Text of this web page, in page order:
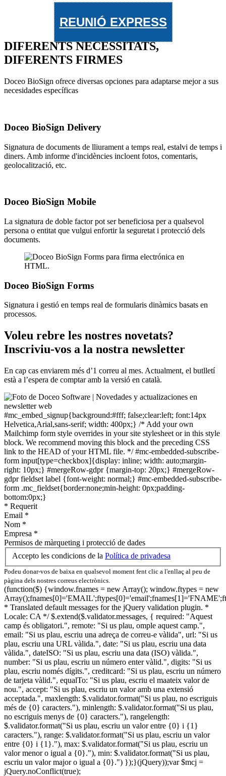
REUNIÓ EXPRESS
DIFERENTS NECESSITATS,
DIFERENTS FIRMES
Doceo BioSign ofrece diversas opciones para adaptarse mejor a sus
necesidades específicas
Doceo BioSign Delivery
Signatura de documents de lliurament a temps real, estalvi de temps i
diners. Amb informe d'incidències incloent fotos, comentaris,
geolocalització, etc.
Doceo BioSign Mobile
La signatura de doble factor pot ser beneficiosa per a qualsevol
persona o entitat que vulgui enfortir la seguretat i protecció dels
documents.
Doceo BioSign Forms
Signatura i gestió en temps real de formularis dinàmics basats en
processos.
Voleu rebre les nostres novetats?
Inscriviu-vos a la nostra newsletter
En cap cas enviarem més d’1 correu al mes. Actualment, el butlletí
està a l’espera de comptar amb la versió en català.
#mc_embed_signup{background:#fff; false;clear:left; font:14px
Helvetica,Arial,sans-serif; width: 400px;} /* Add your own
Mailchimp form style overrides in your site stylesheet or in this style
block. We recommend moving this block and the preceding CSS
link to the HEAD of your HTML file. */ #mc-embedded-subscribe-
form input[type=checkbox]{display: inline; width: auto;margin-
right: 10px;} #mergeRow-gdpr {margin-top: 20px;} #mergeRow-
gdpr fieldset label {font-weight: normal;} #mc-embedded-subscribe-
form .mc_fieldset{border:none;min-height: 0px;padding-
bottom:0px;}
* Requerit
Email *
Nom *
Empresa *
Permisos de màrqueting i protecció de dades
Accepto les condicions de la Política de privadesa
Podeu donar-vos de baixa en qualsevol moment fent clic a l'enllaç al peu de
pàgina dels nostres correus electrònics.
(function($) {window.fnames = new Array(); window.ftypes = new
* Translated default messages for the jQuery validation plugin. *
Locale: CA */ $.extend($.validator.messages, { required: "Aquest
camp és obligatori.", remote: "Si us plau, omple aquest camp.",
email: "Si us plau, escriu una adreça de correu-e vàlida", url: "Si us
plau, escriu una URL vàlida.", date: "Si us plau, escriu una data
vàlida.", dateISO: "Si us plau, escriu una data (ISO) vàlida.",
number: "Si us plau, escriu un número enter vàlid.", digits: "Si us
plau, escriu només dígits.", creditcard: "Si us plau, escriu un número
de tarjeta vàlid.", equalTo: "Si us plau, escriu el maateix valor de
nou.", accept: "Si us plau, escriu un valor amb una extensió
acceptada.", maxlength: $.validator.format("Si us plau, no escriguis
més de {0} caracters."), minlength: $.validator.format("Si us plau,
no escriguis menys de {0} caracters."), rangelength:
$.validator.format("Si us plau, escriu un valor entre {0} i {1}
caracters."), range: $.validator.format("Si us plau, escriu un valor
entre {0} i {1}."), max: $.validator.format("Si us plau, escriu un
valor menor o igual a {0}."), min: $.validator.format("Si us plau,
escriu un valor major o igual a {0}.") });}(jQuery));var $mcj =
jQuery.noConflict(true);